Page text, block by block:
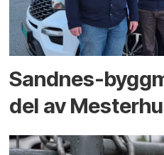
Sandnes-
del av